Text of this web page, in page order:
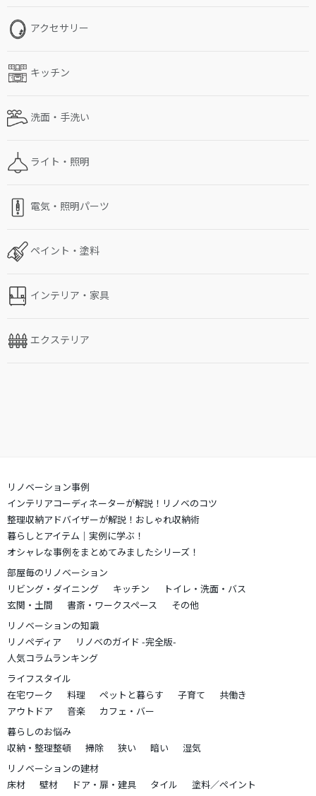
アクセサリー
キッチン
洗面・手洗い
ライト・照明
電気・照明パーツ
ペイント・塗料
インテリア・家具
エクステリア
リノベーション事例
インテリアコーディネーターが解説！リノベのコツ
整理収納アドバイザーが解説！おしゃれ収納術
暮らしとアイテム｜実例に学ぶ！
オシャレな事例をまとめてみましたシリーズ！
部屋毎のリノベーション
リビング・ダイニング
キッチン
トイレ・洗面・バス
玄関・土間
書斎・ワークスペース
その他
リノベーションの知識
リノペディア
リノベのガイド -完全版-
人気コラムランキング
ライフスタイル
在宅ワーク
料理 ペットと暮らす 子育て
共働き
アウトドア
音楽
カフェ・バー
暮らしのお悩み
収納・整理整頓
掃除 狭い 暗い
湿気
リノベーションの建材
床材
壁材 ドア・扉・建具 タイル
塗料／ペイント